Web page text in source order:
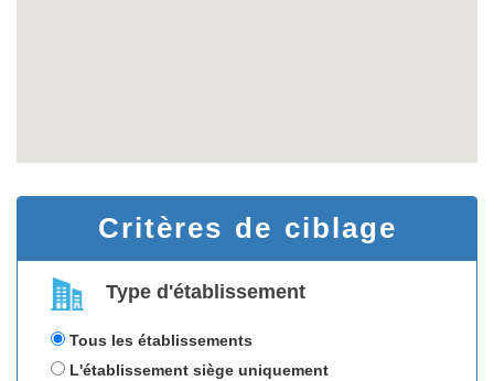
Critères de ciblage
Type d'établissement
Tous les établissements
L'établissement siège uniquement